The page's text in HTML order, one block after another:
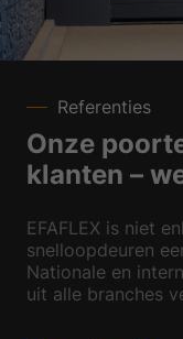
Referenties
Onze
klanten –
EFAFLEX is niet
snelloopdeuren
Nationale en
uit alle branches